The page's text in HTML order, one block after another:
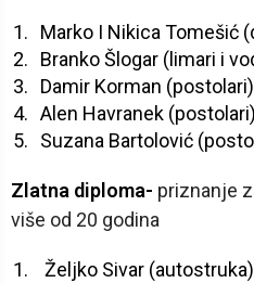
Marko I Nikica
Branko Šlogar
Damir Korman (postolari)
Alen Havranek (postolari)
Suzana Bartolović
Zlatna diploma- priznanje
više od 20
Željko Sivar